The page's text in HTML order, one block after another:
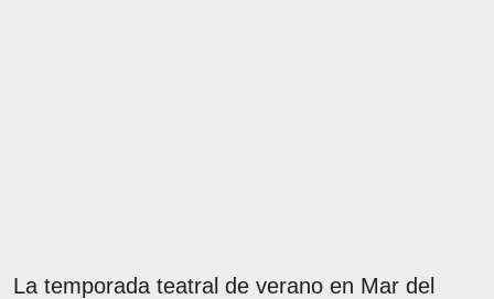
La temporada teatral de verano en Mar del